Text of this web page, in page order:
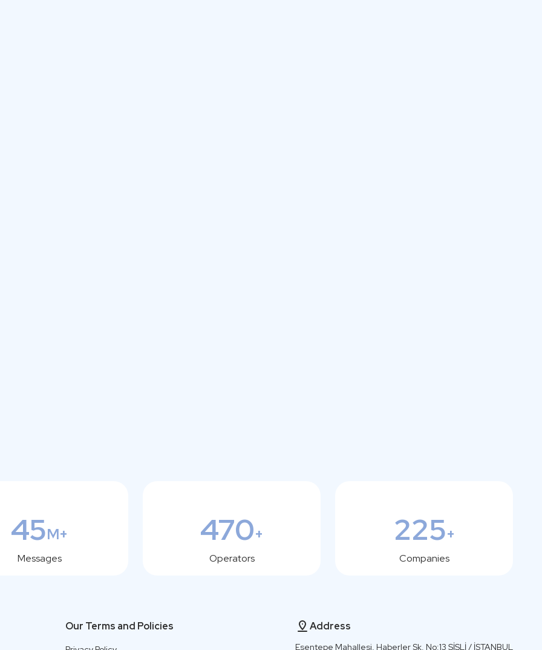
45M+
Messages
470+
Operators
225+
Companies
Our Terms and Policies Address
Esentepe Mahallesi, Haberler Sk. No:13 ŞİŞLİ / İSTANBUL